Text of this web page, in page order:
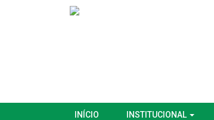
INÍCIO INSTITUCIONAL